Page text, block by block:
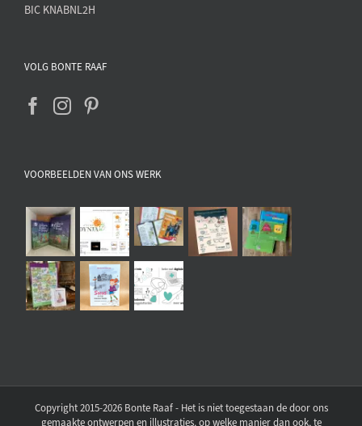
BIC KNABNL2H
VOLG BONTE RAAF
VOORBEELDEN VAN ONS WERK
Copyright 2015-2026 Bonte Raaf - Het is niet toegestaan de door ons
gemaakte ontwerpen en illustraties, op welke manier dan ook, te